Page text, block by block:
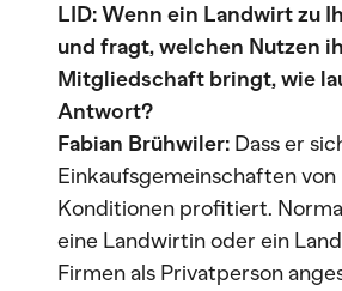
LID: Wenn ein Landwirt zu
und fragt, welchen Nutzen
Mitgliedschaft bringt, wie
Antwort?
Fabian Brühwiler: Dass er
Einkaufsgemeinschaften von
Konditionen profitiert.
eine Landwirtin oder ein
Firmen als Privatperson